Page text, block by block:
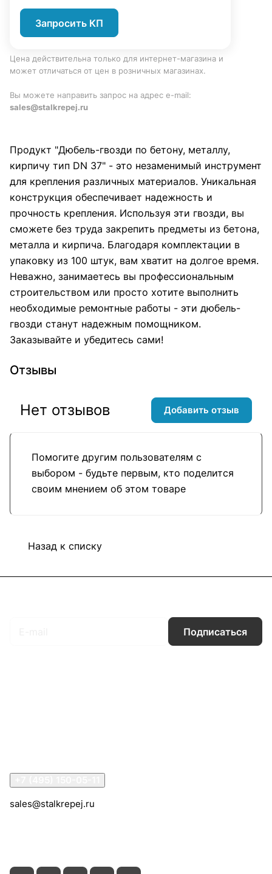
Запросить КП
Цена действительна только для интернет-магазина и
может отличаться от цен в розничных магазинах.
Вы можете направить запрос на адрес e-mail:
sales@stalkrepej.ru
Продукт "Дюбель-гвозди по бетону, металлу,
кирпичу тип DN 37" - это незаменимый инструмент
для крепления различных материалов. Уникальная
конструкция обеспечивает надежность и
прочность крепления. Используя эти гвозди, вы
сможете без труда закрепить предметы из бетона,
металла и кирпича. Благодаря комплектации в
упаковку из 100 штук, вам хватит на долгое время.
Неважно, занимаетесь вы профессиональным
строительством или просто хотите выполнить
необходимые ремонтные работы - эти дюбель-
гвозди станут надежным помощником.
Заказывайте и убедитесь сами!
Отзывы
Помогите другим пользователям с
выбором - будьте первым, кто поделится
своим мнением об этом товаре
Нет отзывов Добавить отзыв
Назад к списку
Подписаться
sales@stalkrepej.ru